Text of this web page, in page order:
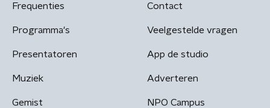
Frequenties
Programma's
Presentatoren
Muziek
Gemist
Contact
Veelgestelde vragen
App de studio
Adverteren
NPO Campus